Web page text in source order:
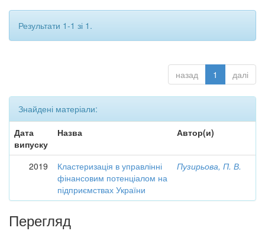
Результати 1-1 зі 1.
назад 1 далі
Знайдені матеріали:
Дата
випуску
Назва Автор(и)
2019
Кластеризація в управлінні
фінансовим потенціалом на
підприємствах України
Пузирьова, П. В.
Перегляд